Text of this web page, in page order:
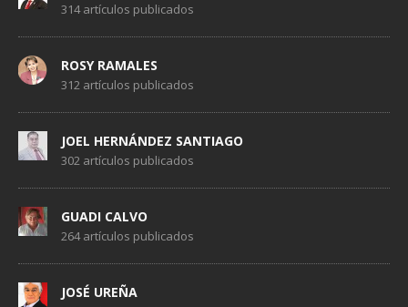
314 artículos publicados
ROSY RAMALES
312 artículos publicados
JOEL HERNÁNDEZ SANTIAGO
302 artículos publicados
GUADI CALVO
264 artículos publicados
JOSÉ UREÑA